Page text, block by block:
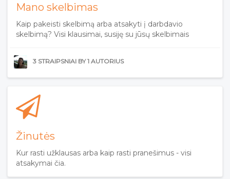
Mano skelbimas
Kaip pakeisti skelbimą arba atsakyti į darbdavio
skelbimą? Visi klausimai, susiję su jūsų skelbimais
3 STRAIPSNIAI BY 1 AUTORIUS
Žinutės
Kur rasti užklausas arba kaip rasti pranešimus - visi
atsakymai čia.